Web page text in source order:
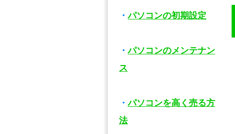
・パソコンの初期設定
・パソコンのメンテナン
ス
・パソコンを高く売る方
法